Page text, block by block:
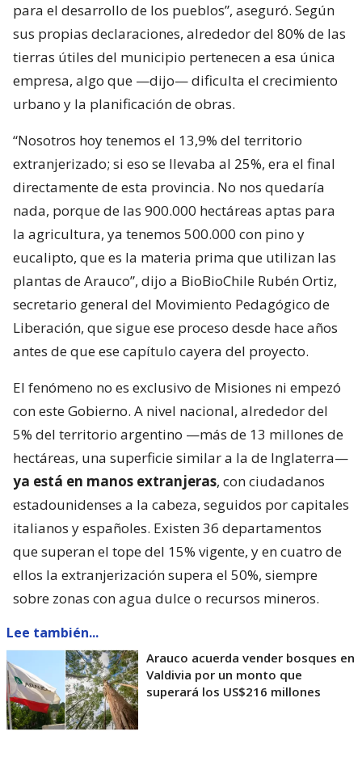
para el desarrollo de los pueblos”, aseguró. Según
sus propias declaraciones, alrededor del 80% de las
tierras útiles del municipio pertenecen a esa única
empresa, algo que —dijo— dificulta el crecimiento
urbano y la planificación de obras.
“Nosotros hoy tenemos el 13,9% del territorio
extranjerizado; si eso se llevaba al 25%, era el final
directamente de esta provincia. No nos quedaría
nada, porque de las 900.000 hectáreas aptas para
la agricultura, ya tenemos 500.000 con pino y
eucalipto, que es la materia prima que utilizan las
plantas de Arauco”, dijo a BioBioChile Rubén Ortiz,
secretario general del Movimiento Pedagógico de
Liberación, que sigue ese proceso desde hace años
antes de que ese capítulo cayera del proyecto.
El fenómeno no es exclusivo de Misiones ni empezó
con este Gobierno. A nivel nacional, alrededor del
5% del territorio argentino —más de 13 millones de
hectáreas, una superficie similar a la de Inglaterra—
ya está en manos extranjeras, con ciudadanos
estadounidenses a la cabeza, seguidos por capitales
italianos y españoles. Existen 36 departamentos
que superan el tope del 15% vigente, y en cuatro de
ellos la extranjerización supera el 50%, siempre
sobre zonas con agua dulce o recursos mineros.
Lee también...
Arauco acuerda vender bosques en
Valdivia por un monto que
superará los US$216 millones